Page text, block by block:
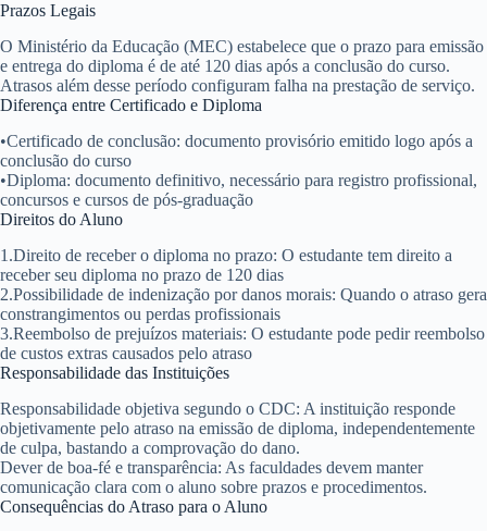
Prazos Legais
O Ministério da Educação (MEC) estabelece que o prazo para emissão
e entrega do diploma é de até 120 dias após a conclusão do curso.
Atrasos além desse período configuram falha na prestação de serviço.
Diferença entre Certificado e Diploma
•Certificado de conclusão: documento provisório emitido logo após a
conclusão do curso
•Diploma: documento definitivo, necessário para registro profissional,
concursos e cursos de pós-graduação
Direitos do Aluno
1.Direito de receber o diploma no prazo: O estudante tem direito a
receber seu diploma no prazo de 120 dias
2.Possibilidade de indenização por danos morais: Quando o atraso gera
constrangimentos ou perdas profissionais
3.Reembolso de prejuízos materiais: O estudante pode pedir reembolso
de custos extras causados pelo atraso
Responsabilidade das Instituições
Responsabilidade objetiva segundo o CDC: A instituição responde
objetivamente pelo atraso na emissão de diploma, independentemente
de culpa, bastando a comprovação do dano.
Dever de boa-fé e transparência: As faculdades devem manter
comunicação clara com o aluno sobre prazos e procedimentos.
Consequências do Atraso para o Aluno